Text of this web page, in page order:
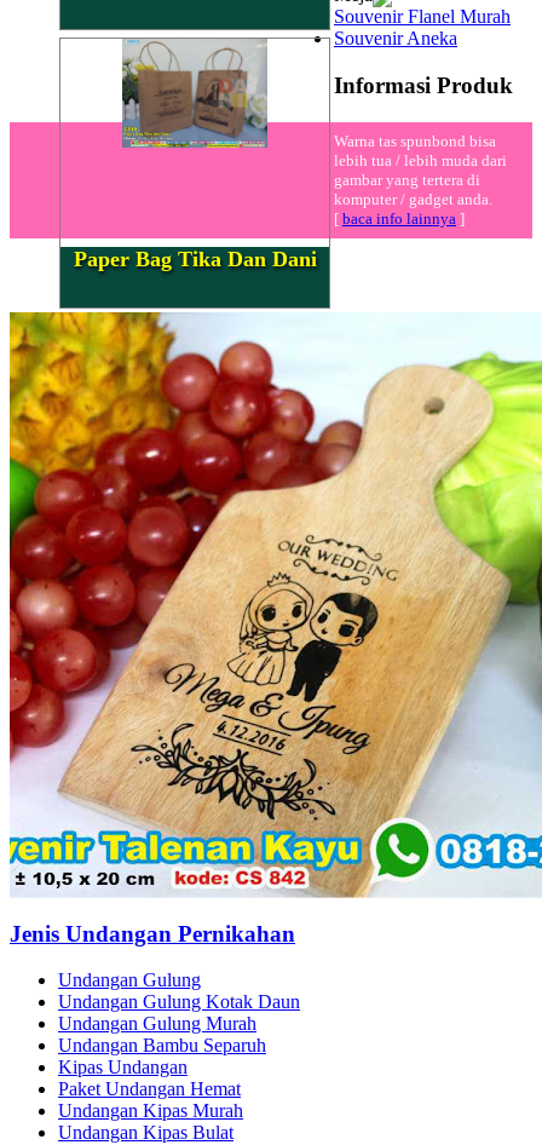
Paper Bag Tika Dan Dani
Souvenir Flanel Murah
Souvenir Aneka
Informasi Produk
Warna tas spunbond bisa
lebih tua / lebih muda dari
gambar yang tertera di
komputer / gadget anda.
[ baca info lainnya ]
Jenis Undangan Pernikahan
Undangan Gulung
Undangan Gulung Kotak Daun
Undangan Gulung Murah
Undangan Bambu Separuh
Kipas Undangan
Paket Undangan Hemat
Undangan Kipas Murah
Undangan Kipas Bulat